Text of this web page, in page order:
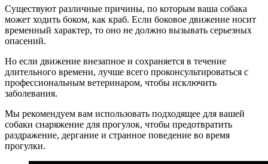
Существуют различные причины, по которым ваша собака
может ходить боком, как краб. Если боковое движение носит
временный характер, то оно не должно вызывать серьезных
опасений.
Но если движение внезапное и сохраняется в течение
длительного времени, лучше всего проконсультироваться с
профессиональным ветеринаром, чтобы исключить
заболевания.
Мы рекомендуем вам использовать подходящее для вашей
собаки снаряжение для прогулок, чтобы предотвратить
раздражение, дергание и странное поведение во время
прогулки.